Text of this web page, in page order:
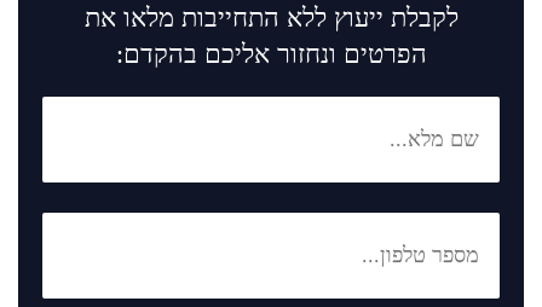
לקבלת ייעוץ ללא התחייבות מלאו את
הפרטים ונחזור אליכם בהקדם: